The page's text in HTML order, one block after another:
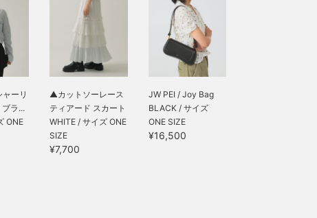
ーリ
ラ...
ONE
▲カットソーレース
ティアード スカート
WHITE / サイズ ONE
SIZE
¥7,700
JW PEI / Joy Bag
BLACK / サイズ
ONE SIZE
¥16,500